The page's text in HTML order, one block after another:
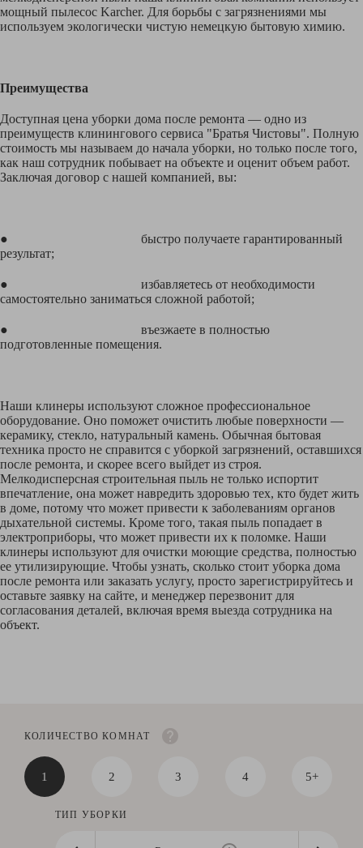
мощный пылесос Karcher. Для борьбы с загрязнениями мы
используем экологически чистую немецкую бытовую химию.
Преимущества
Доступная цена уборки дома после ремонта — одно из
преимуществ клинингового сервиса "Братья Чистовы". Полную
стоимость мы называем до начала уборки, но только после того,
как наш сотрудник побывает на объекте и оценит объем работ.
Заключая договор с нашей компанией, вы:
● быстро получаете гарантированный
результат;
● избавляетесь от необходимости
самостоятельно заниматься сложной работой;
● въезжаете в полностью
подготовленные помещения.
Наши клинеры используют сложное профессиональное
оборудование. Оно поможет очистить любые поверхности —
керамику, стекло, натуральный камень. Обычная бытовая
техника просто не справится с уборкой загрязнений, оставшихся
после ремонта, и скорее всего выйдет из строя.
Мелкодисперсная строительная пыль не только испортит
впечатление, она может навредить здоровью тех, кто будет жить
в доме, потому что может привести к заболеваниям органов
дыхательной системы. Кроме того, такая пыль попадает в
электроприборы, что может привести их к поломке. Наши
клинеры используют для очистки моющие средства, полностью
ее утилизирующие. Чтобы узнать, сколько стоит уборка дома
после ремонта или заказать услугу, просто зарегистрируйтесь и
оставьте заявку на сайте, и менеджер перезвонит для
согласования деталей, включая время выезда сотрудника на
объект.
КОЛИЧЕСТВО КОМНАТ
1 2 3 4 5+
ТИП УБОРКИ